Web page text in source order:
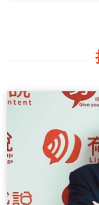
說的Allen和Minnie
來點綴，好聲音也
的人才能聽的舒適欣然接受。 (二)
星、有背景的政商
代人懂得看、懂得
代，節目很多、議
小時時間，在節目
享，同時也會給大
用聲音來帶給你一